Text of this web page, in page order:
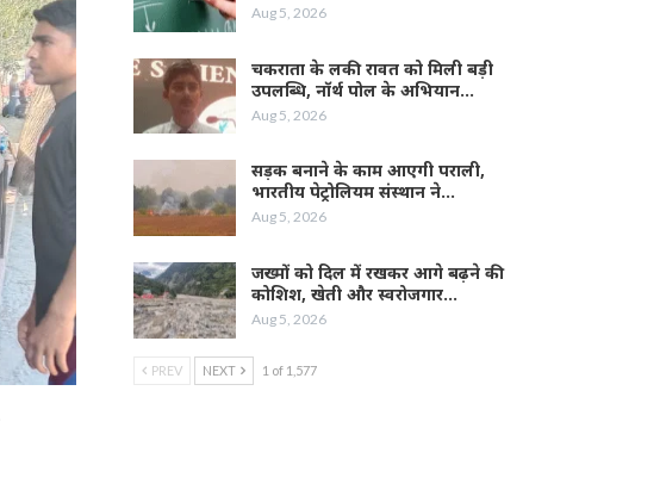
Aug 5, 2026
चकराता के लकी रावत को मिली बड़ी
उपलब्धि, नॉर्थ पोल के अभियान…
Aug 5, 2026
सड़क बनाने के काम आएगी पराली,
भारतीय पेट्रोलियम संस्थान ने…
Aug 5, 2026
जख्मों को दिल में रखकर आगे बढ़ने की
कोशिश, खेती और स्वरोजगार…
Aug 5, 2026
PREV NEXT 1 of 1,577